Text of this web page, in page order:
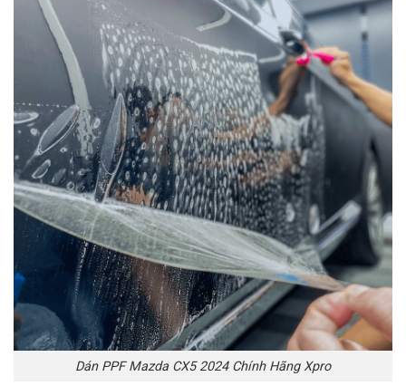
Dán PPF Mazda CX5 2024 Chính Hãng Xpro